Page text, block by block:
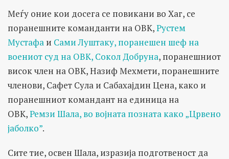
Меѓу оние кои досега се повикани во Хаг, се
поранешните команданти на ОВК,Рустем
Мустафа и Сами Луштаку, поранешен шеф на
воениот суд на ОВК, Сокол Добруна, поранешниот
висок член на ОВК, Назиф Мехмети, поранешните
членови, Сафет Сула и Сабахајдин Цена, како и
поранешниот командант на единица на
ОВК,Ремзи Шала, во војната позната како „Црвено
јаболко”.
Сите тие, освен Шала, изразија подготвеност да